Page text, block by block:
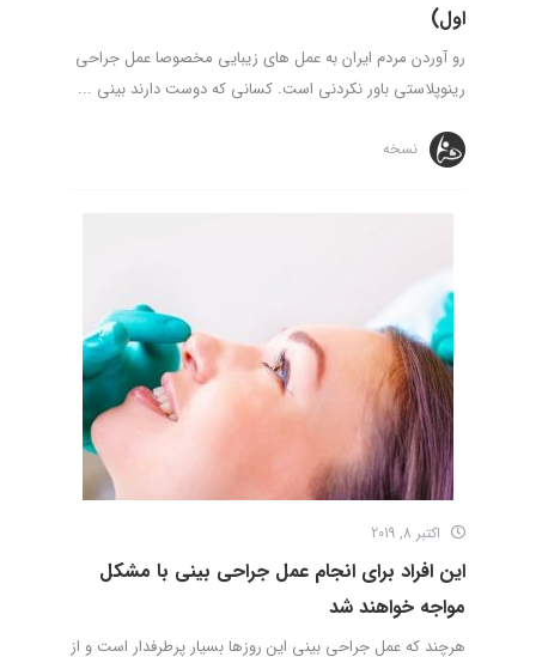
اول)
رو آوردن مردم ایران به عمل های زیبایی مخصوصا عمل جراحی
رینوپلاستی باور نکردنی است. کسانی که دوست دارند بینی ...
نسخه
اکتبر 8, 2019
این افراد برای انجام عمل جراحی بینی با مشکل
مواجه خواهند شد
هرچند که عمل جراحی بینی این روزها بسیار پرطرفدار است و از